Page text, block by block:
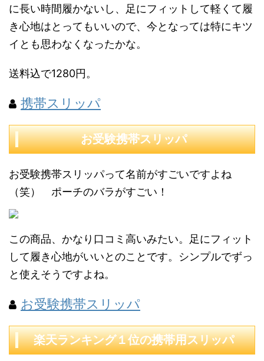
に長い時間履かないし、足にフィットして軽くて履
き心地はとってもいいので、今となっては特にキツ
イとも思わなくなったかな。
送料込で1280円。
携帯スリッパ
お受験携帯スリッパ
お受験携帯スリッパって名前がすごいですよね
（笑） ポーチのバラがすごい！
この商品、かなり口コミ高いみたい。足にフィット
して履き心地がいいとのことです。シンプルでずっ
と使えそうですよね。
お受験携帯スリッパ
楽天ランキング１位の携帯用スリッパ